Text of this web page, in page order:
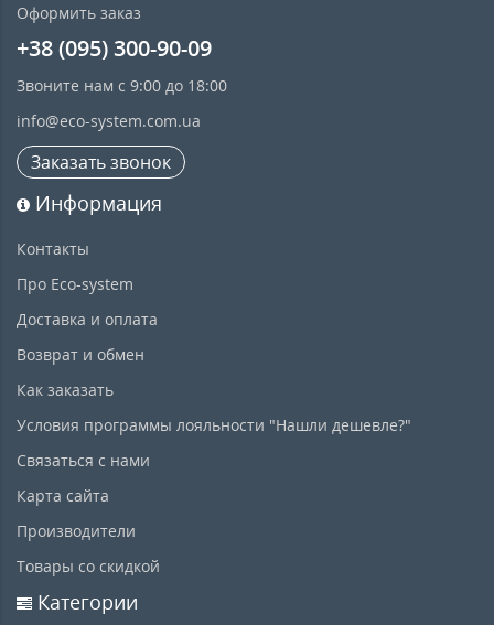
Оформить заказ
+38 (095) 300-90-09
Звоните нам с 9:00 до 18:00
info@eco-system.com.ua
Заказать звонок
Информация
Контакты
Про Eco-system
Доставка и оплата
Возврат и обмен
Как заказать
Условия программы лояльности "Нашли дешевле?"
Связаться с нами
Карта сайта
Производители
Товары со скидкой
Категории